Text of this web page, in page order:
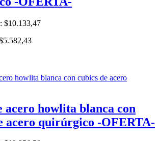
$10.133,47
acero howlita blanca con
acero quirúrgico -OFERTA-